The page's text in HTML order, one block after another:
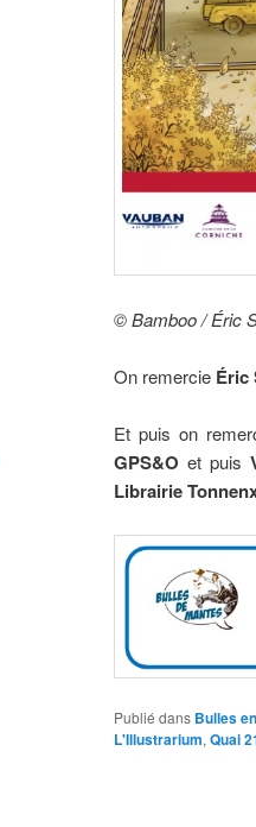
© Bamboo / Éric
On remercie Éric
Et puis on
GPS&O et puis
Librairie
Publié dans Bulles
L'Illustrarium, Quai